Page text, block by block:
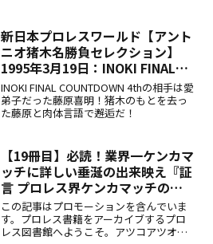
新日本プロレスワールド【アント
ニオ猪木名勝負セレクション】
1995年3月19日：INOKI FINAL
COUNTDOWN 4th 対藤原喜明
INOKI FINAL COUNTDOWN 4thの相手は愛
弟子だった藤原喜明！猪木のもとを去っ
た藤原と肉体言語で邂逅だ！
【19冊目】必読！業界一ケンカマ
ッチに詳しい垂涎の出来映え『証
言 プロレス界ケンカマッチの真
実』宝島社
この記事はプロモーションを含んでいま
す。プロレス書籍をアーカイブするプロ
レス図書館へようこそ。アツコアツオが